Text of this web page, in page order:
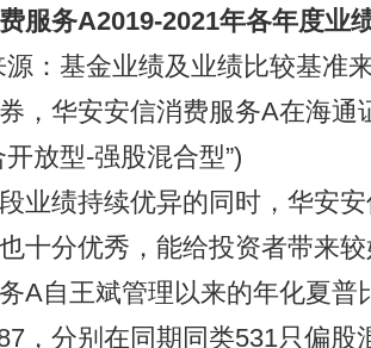
服务A2019-2021年各年度业
基金业绩及业绩比较基准
，华安安信消费服务A在海通
开放型-强股混合型”)
绩持续优异的同时，华安安
十分优秀，能给投资者带来
A自王斌管理以来的年化夏普
，分别在同期同类531只偏股